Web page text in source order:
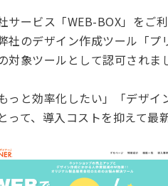
サービス「WEB-BOX」をご
社のデザイン作成ツール「
対象ツールとして認可されま
っと効率化したい」「デザ
って、導入コストを抑えて最